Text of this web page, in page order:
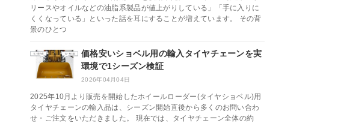
リースやオイルなどの油脂系製品が値上がりしている」「手に入りに
くくなっている」といった話を耳にすることが増えています。 その背
景のひとつ
価格安いショベル用の輸入タイヤチェーンを実
環境で1シーズン検証
2026年04月04日
2025年10月より販売を開始したホイールローダー(タイヤショベル)用
タイヤチェーンの輸入品は、シーズン開始直後から多くのお問い合わ
せ・ご注文をいただきました。 現在では、タイヤチェーン全体の約